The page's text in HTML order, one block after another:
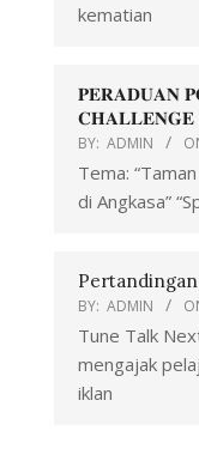
kematian
𝐏𝐄𝐑𝐀𝐃𝐔𝐀𝐍
𝐂𝐇𝐀𝐋𝐋𝐄𝐍𝐆𝐄
BY: ADMIN
Tema:
di Angkasa”
BY: ADMIN
Tune Talk
mengajak
iklan